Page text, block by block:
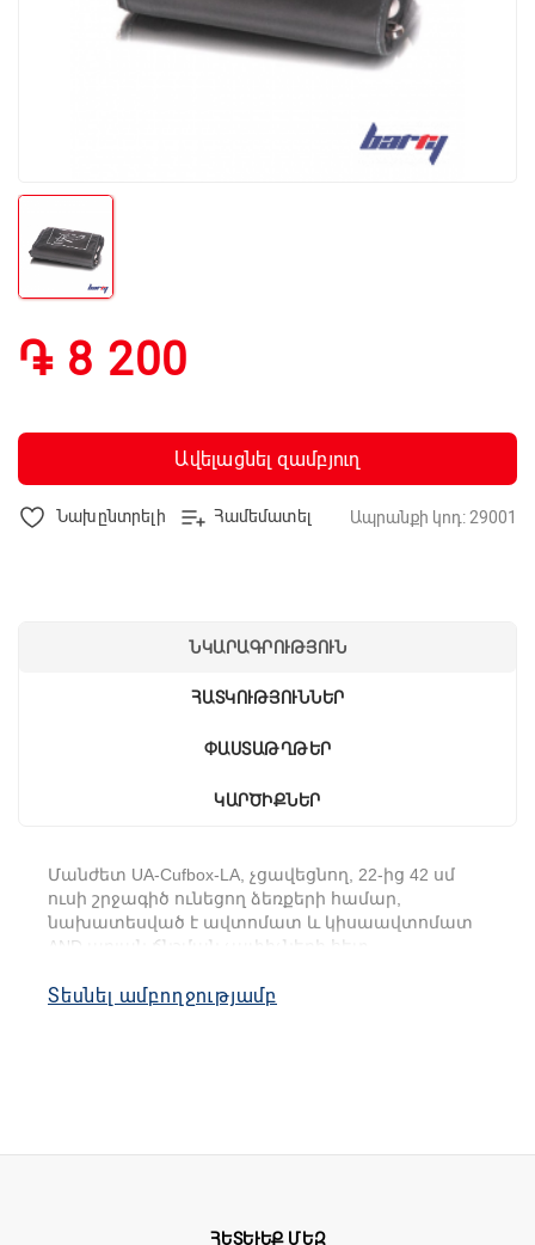
֏ 8 200
Ավելացնել զամբյուղ
Նախընտրելի Համեմատել Ապրանքի կոդ: 29001
ՆԿԱՐԱԳՐՈՒԹՅՈՒՆ
ՀԱՏԿՈՒԹՅՈՒՆՆԵՐ
ՓԱՍՏԱԹՂԹԵՐ
ԿԱՐԾԻՔՆԵՐ
Մանժետ UA-Cufbox-LA, չցավեցնող, 22-ից 42 սմ
ուսի շրջագիծ ունեցող ձեռքերի համար,
նախատեսված է ավտոմատ և կիսաավտոմատ
AND արյան ճնշման չափիչների հետ
Տեսնել ամբողջությամբ
ՀԵՏԵՒԵՔ ՄԵԶ